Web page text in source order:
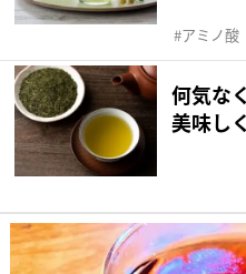
アミノ酸
何気な
美味し